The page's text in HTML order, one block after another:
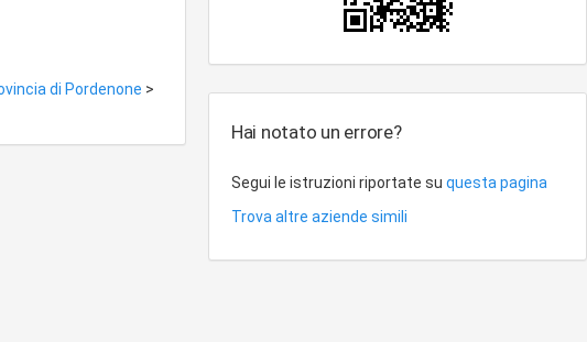
di Pordenone >
Hai notato un errore?
Segui le istruzioni riportate su questa pagina
Trova altre aziende simili